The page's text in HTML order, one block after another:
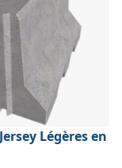
Légères en